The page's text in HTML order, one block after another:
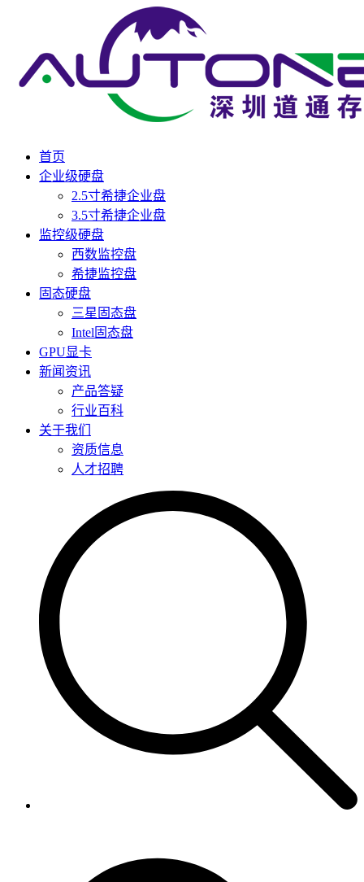
首页
企业级硬盘
2.5寸希捷企业盘
3.5寸希捷企业盘
监控级硬盘
西数监控盘
希捷监控盘
固态硬盘
三星固态盘
Intel固态盘
GPU显卡
新闻资讯
产品答疑
行业百科
关于我们
资质信息
人才招聘